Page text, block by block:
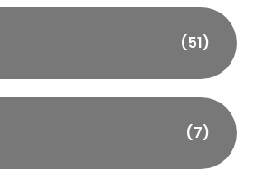
(51)
(7)